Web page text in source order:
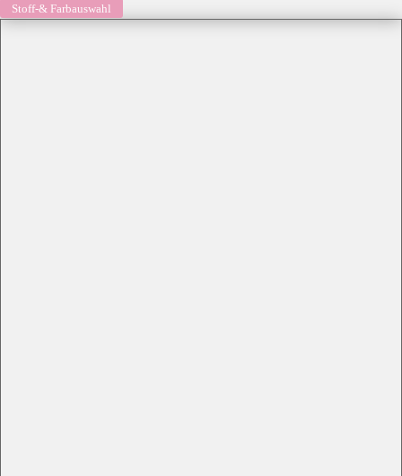
Stoff-& Farbauswahl